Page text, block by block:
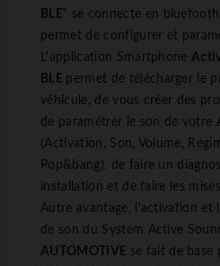
BLE" se connecte en
permet de configurer et
L'application Smartphone
BLE permet de télécharger le
véhicule, de vous créer des
de paramétrer le son de votre
(Activation, Son, Volume,
Pop&bang), de faire un
installation et de faire les
Autre avantage, l'activation et
de son du System Active
AUTOMOTIVE se fait de base